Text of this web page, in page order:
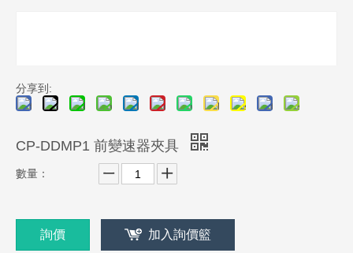
分享到:
CP-DDMP1 前變速器夾具
數量：
詢價 加入詢價籃